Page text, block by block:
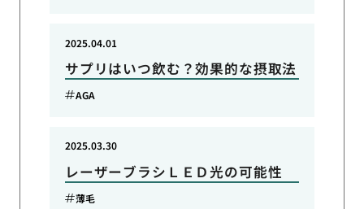
サプリはいつ飲む？効果的な摂取法
2025.04.01
AGA
レーザーブラシＬＥＤ光の可能性
2025.03.30
薄毛